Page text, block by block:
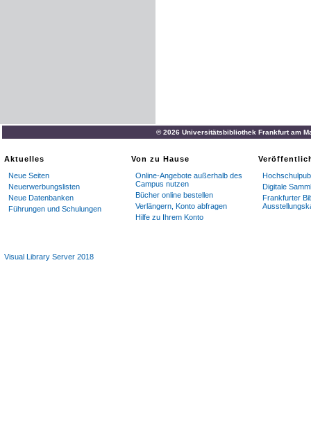
© 2026 Universitätsbibliothek Frankfurt am
Aktuelles
Neue Seiten
Neuerwerbungslisten
Neue Datenbanken
Führungen und Schulungen
Von zu Hause
Online-Angebote außerhalb des
Campus nutzen
Bücher online bestellen
Verlängern, Konto abfragen
Hilfe zu Ihrem Konto
Digitale
Frankfurter
Visual Library Server 2018